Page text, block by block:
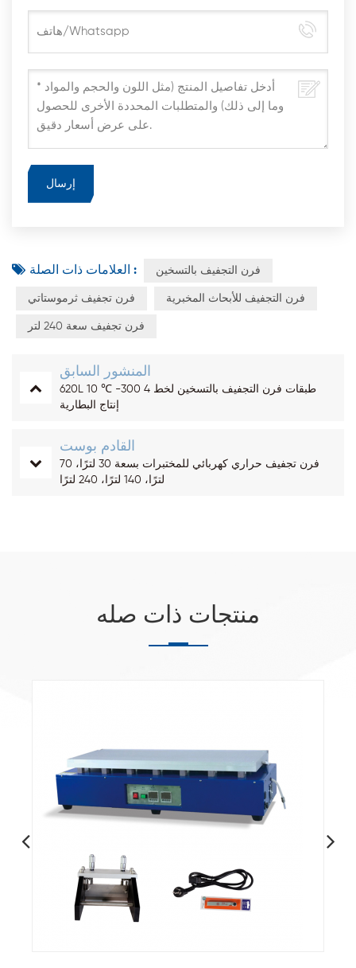
العلامات ذات الصلة : فرن التجفيف بالتسخين
فرن تجفيف ثرموستاتي فرن التجفيف للأبحاث المخبرية
فرن تجفيف سعة 240 لتر
المنشور السابق
620L 10 ℃ -300 4 طبقات فرن التجفيف بالتسخين لخط
إنتاج البطارية
القادم بوست
فرن تجفيف حراري كهربائي للمختبرات بسعة 30 لترًا، 70
لترًا، 140 لترًا، 240 لترًا
منتجات ذات صله